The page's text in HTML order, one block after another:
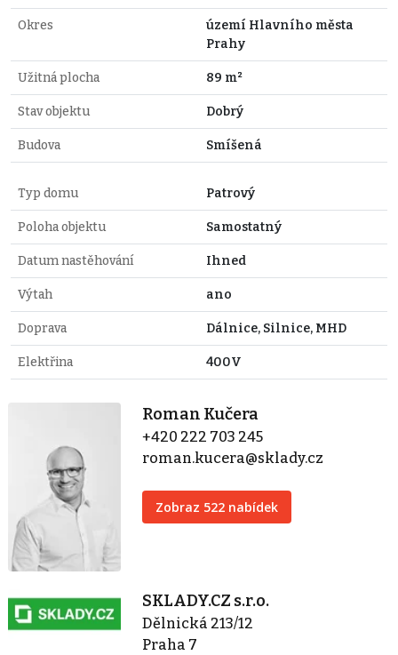
Okres
území Hlavního města
Prahy
Užitná plocha 89 m²
Stav objektu Dobrý
Budova Smíšená
Typ domu Patrový
Poloha objektu Samostatný
Datum nastěhování Ihned
Výtah ano
Doprava Dálnice, Silnice, MHD
Elektřina 400V
Roman Kučera
+420 222 703 245
roman.kucera@sklady.cz
Zobraz 522 nabídek
SKLADY.CZ s.r.o.
Dělnická 213/12
Praha 7